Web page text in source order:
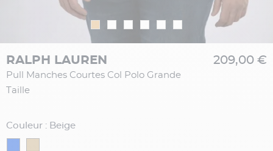
RALPH LAUREN
Pull Manches Courtes Col Polo Grande
Taille
209,00 €
Couleur : Beige